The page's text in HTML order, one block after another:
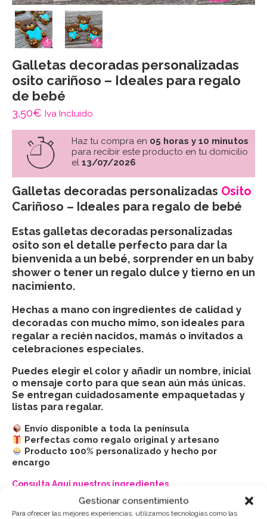
Gestionar consentimiento
Para ofrecer las mejores experiencias, utilizamos tecnologías como las
Galletas decoradas personalizadas
osito cariñoso – Ideales para regalo
de bebé
3,50€ Iva Incluido
Haz tu compra en 05 horas y 10 minutos
para recibir este producto en tu domicilio
el 13/07/2026
Galletas decoradas personalizadas Osito
Cariñoso – Ideales para regalo de bebé
Estas galletas decoradas personalizadas
osito son el detalle perfecto para dar la
bienvenida a un bebé, sorprender en un baby
shower o tener un regalo dulce y tierno en un
nacimiento.
Hechas a mano con ingredientes de calidad y
decoradas con mucho mimo, son ideales para
regalar a recién nacidos, mamás o invitados a
celebraciones especiales.
Puedes elegir el color y añadir un nombre, inicial
o mensaje corto para que sean aún más únicas.
Se entregan cuidadosamente empaquetadas y
listas para regalar.
Envío disponible a toda la península
Perfectas como regalo original y artesano
Producto 100% personalizado y hecho por
encargo
Consulta Aqui nuestros ingredientes
Modelo Con inicial Sin inicial